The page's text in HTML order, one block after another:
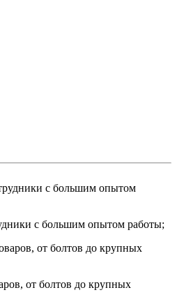
с большим опытом работы;
от болтов до крупных